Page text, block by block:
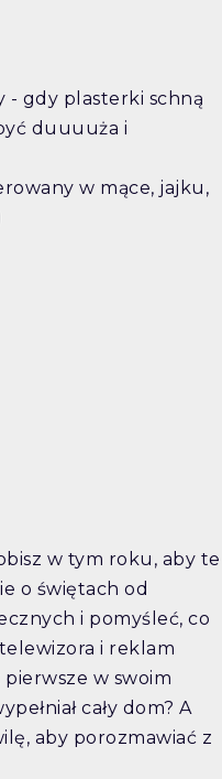
- gdy plasterki schną
duuuuża i
w mące, jajku,
w tym roku, aby te
o świętach od
i pomyśleć, co
i reklam
w swoim
cały dom? A
aby porozmawiać z